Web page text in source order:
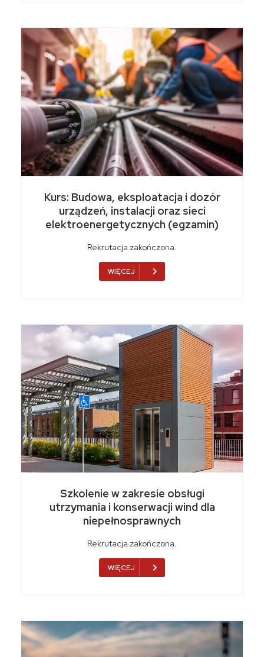
Kurs: Budowa, eksploatacja i dozór
urządzeń, instalacji oraz sieci
elektroenergetycznych (egzamin)
Rekrutacja zakończona.
WIĘCEJ
Szkolenie w zakresie obsługi
utrzymania i konserwacji wind dla
niepełnosprawnych
Rekrutacja zakończona.
WIĘCEJ